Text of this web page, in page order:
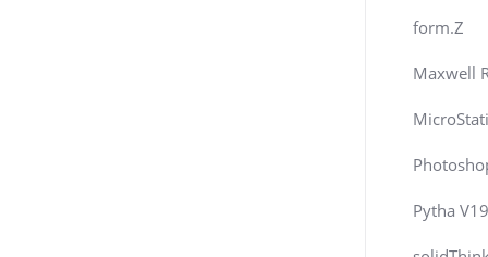
form.Z
Maxwell
Pytha V19